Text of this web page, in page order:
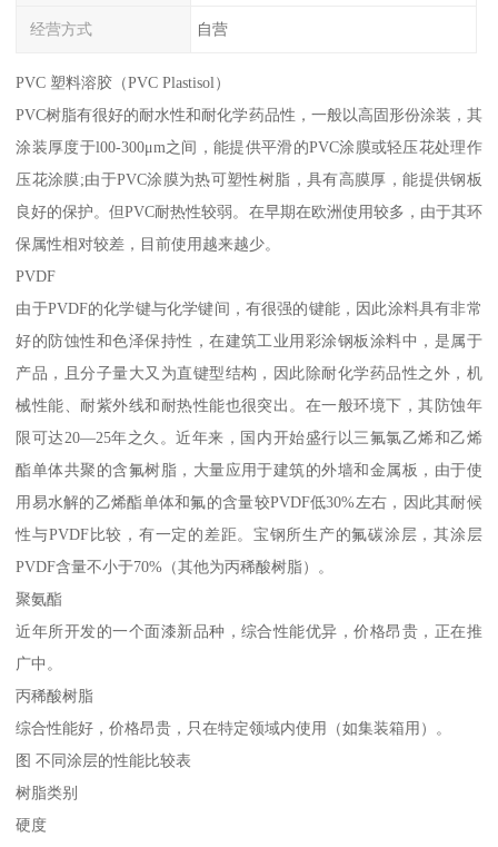
经营方式 自营
PVC 塑料溶胶（PVC Plastisol）
PVC树脂有很好的耐水性和耐化学药品性，一般以高固形份涂装，其
涂装厚度于l00-300μm之间，能提供平滑的PVC涂膜或轻压花处理作
压花涂膜;由于PVC涂膜为热可塑性树脂，具有高膜厚，能提供钢板
良好的保护。但PVC耐热性较弱。在早期在欧洲使用较多，由于其环
保属性相对较差，目前使用越来越少。
PVDF
由于PVDF的化学键与化学键间，有很强的键能，因此涂料具有非常
好的防蚀性和色泽保持性，在建筑工业用彩涂钢板涂料中，是属于
产品，且分子量大又为直键型结构，因此除耐化学药品性之外，机
械性能、耐紫外线和耐热性能也很突出。在一般环境下，其防蚀年
限可达20—25年之久。近年来，国内开始盛行以三氟氯乙烯和乙烯
酯单体共聚的含氟树脂，大量应用于建筑的外墙和金属板，由于使
用易水解的乙烯酯单体和氟的含量较PVDF低30%左右，因此其耐候
性与PVDF比较，有一定的差距。宝钢所生产的氟碳涂层，其涂层
PVDF含量不小于70%（其他为丙稀酸树脂）。
聚氨酯
近年所开发的一个面漆新品种，综合性能优异，价格昂贵，正在推
广中。
丙稀酸树脂
综合性能好，价格昂贵，只在特定领域内使用（如集装箱用）。
图 不同涂层的性能比较表
树脂类别
硬度